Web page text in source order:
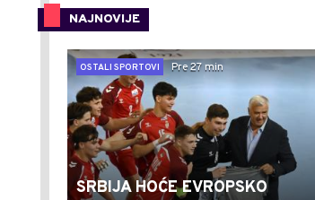
NAJNOVIJE
OSTALI SPORTOVI
Pre 27 min
SRBIJA HOĆE EVROPSKO